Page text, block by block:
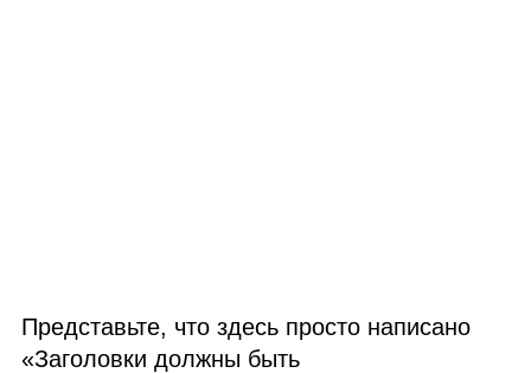
Представьте, что здесь просто написано
«Заголовки должны быть